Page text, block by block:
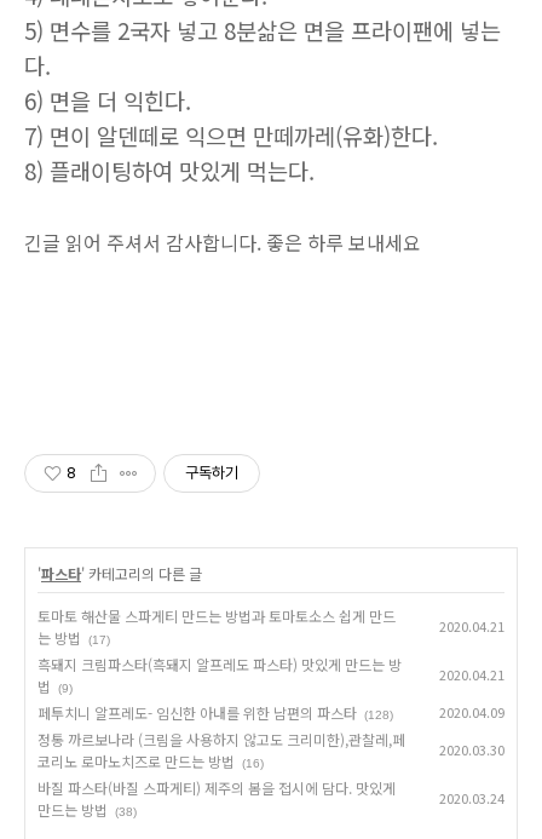
5) 면수를 2국자 넣고 8분삶은 면을 프라이팬에 넣는
다.
6) 면을 더 익힌다.
7) 면이 알덴떼로 익으면 만떼까레(유화)한다.
8) 플래이팅하여 맛있게 먹는다.
긴글 읽어 주셔서 감사합니다. 좋은 하루 보내세요
8 구독하기
'파스타' 카테고리의 다른 글
토마토 해산물 스파게티 만드는 방법과 토마토소스 쉽게 만드
는 방법
(17)
2020.04.21
흑돼지 크림파스타(흑돼지 알프레도 파스타) 맛있게 만드는 방
법
(9)
2020.04.21
페투치니 알프레도- 임신한 아내를 위한 남편의 파스타 (128) 2020.04.09
정통 까르보나라 (크림을 사용하지 않고도 크리미한),관찰레,페
코리노 로마노치즈로 만드는 방법
(16)
2020.03.30
바질 파스타(바질 스파게티) 제주의 봄을 접시에 담다. 맛있게
만드는 방법
(38)
2020.03.24